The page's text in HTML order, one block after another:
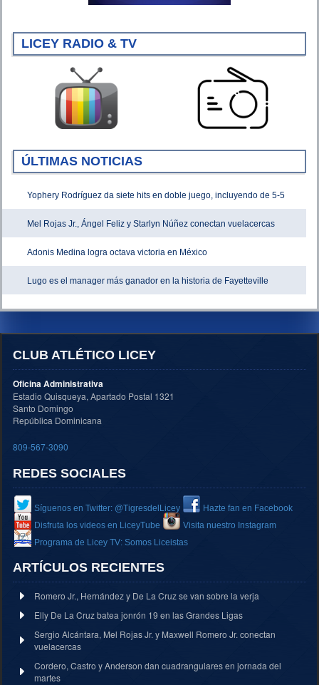
LICEY RADIO & TV
ÚLTIMAS NOTICIAS
Yophery Rodríguez da siete hits en doble juego, incluyendo de 5-5
Mel Rojas Jr., Ángel Feliz y Starlyn Núñez conectan vuelacercas
Adonis Medina logra octava victoria en México
Lugo es el manager más ganador en la historia de Fayetteville
CLUB ATLÉTICO LICEY
Oficina Administrativa
Estadio Quisqueya, Apartado Postal 1321
Santo Domingo
República Dominicana
809-567-3090
REDES SOCIALES
Síguenos en Twitter: @TigresdelLicey
Hazte fan en Facebook
Disfruta los videos en LiceyTube
Visita nuestro Instagram
Programa de Licey TV: Somos Liceistas
ARTÍCULOS RECIENTES
Romero Jr., Hernández y De La Cruz se van sobre la verja
Elly De La Cruz batea jonrón 19 en las Grandes Ligas
Sergio Alcántara, Mel Rojas Jr. y Maxwell Romero Jr. conectan
vuelacercas
Cordero, Castro y Anderson dan cuadrangulares en jornada del
martes